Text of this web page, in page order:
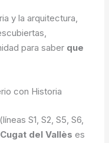
y la arquitectura,
para saber que
con Historia
S1, S2, S5, S6,
del Vallès es